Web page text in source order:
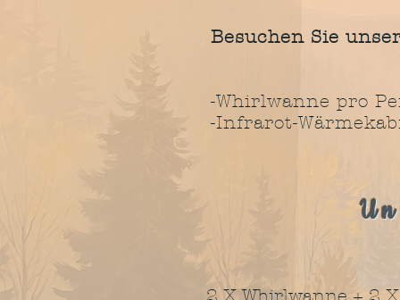
Besuchen Sie
-Whirlwanne
-Infrarot-